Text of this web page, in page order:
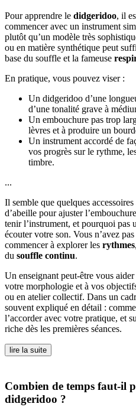
Pour apprendre le didgeridoo, il
commencer avec un instrument
plutôt qu’un modèle très
ou en matière synthétique peut
base du souffle et la fameuse
En pratique, vous pouvez viser :
Un didgeridoo d’une
d’une tonalité grave à
Un embouchure pas trop
lèvres et à produire un
Un instrument accordé de
vos progrès sur le rythme,
timbre.
...
Il semble que quelques
d’abeille pour ajuster
tenir l’instrument, et pourquoi pas
écouter votre son. Vous n’avez
commencer à explorer les rythmes
du souffle continu.
Un enseignant peut-être vous
votre morphologie et à vos
ou en atelier collectif. Dans un
souvent expliqué en détail :
l’accorder avec votre pratique, et
riche dès les premières séances.
lire la suite
Combien de temps faut-il
didgeridoo ?